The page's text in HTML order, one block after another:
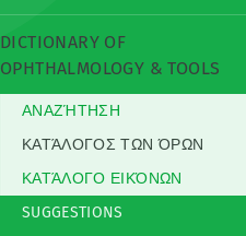
DICTIONARY OF
OPHTHALMOLOGY & TOOLS
ΑΝΑΖΉΤΗΣΗ
ΚΑΤΆΛΟΓΟΣ ΤΩΝ ΌΡΩΝ
ΚΑΤΆΛΟΓΟ ΕΙΚΌΝΩΝ
SUGGESTIONS